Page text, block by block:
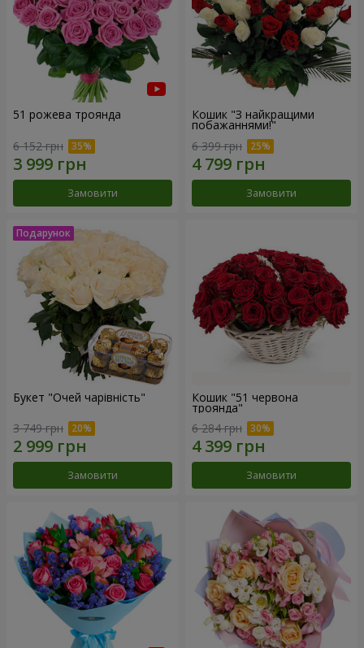
51 рожева троянда
6 152 грн
Замовити
Кошик "З найкращими
побажаннями!"
6 399 грн
Замовити
Букет "Очей чарівність"
3 749 грн
Замовити
Кошик "51 червона
троянда"
6 284 грн
Замовити